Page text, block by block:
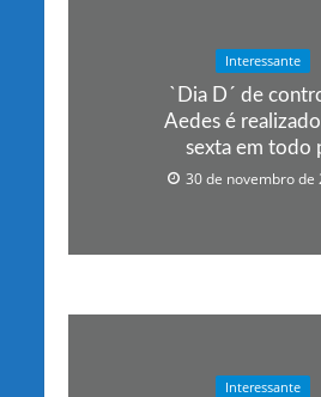
Interessante
`Dia D´ de
Aedes é
sexta em todo
30 de novembro de
Interessante